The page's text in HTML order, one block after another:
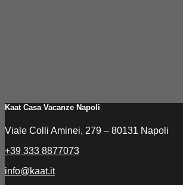
Kaat Casa Vacanze Napoli
Viale Colli Aminei, 279 – 80131 Napoli
+39 333 8877073
info@kaat.it